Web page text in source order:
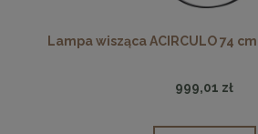
Lampa wisząca ACIRCULO 74
999,01 zł